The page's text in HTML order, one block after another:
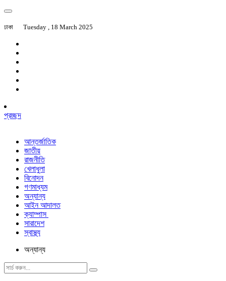
ঢাকা Tuesday , 18 March 2025
প্রচ্ছদ
আন্তর্জাতিক
জাতীয়
রাজনীতি
খেলাধুলা
বিনোদন
গণমাধ্যম
অন্যান্য
আইন আদালত
ক্যাম্পাস
সারাদেশ
স্বাস্থ্য
অন্যান্য